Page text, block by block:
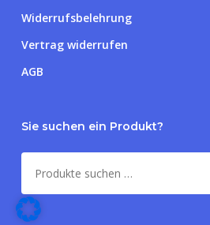
Zwischensumme:
Warenkorb anzeigen
Widerrufsbelehrung
Vertrag widerrufen
AGB
Sie suchen ein Produkt?
nach: